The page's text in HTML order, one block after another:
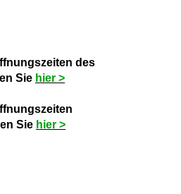
des
Sie hier >
Sie hier >